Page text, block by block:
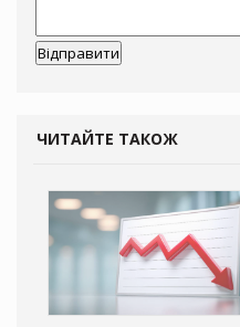
ЧИТАЙТЕ ТАКОЖ